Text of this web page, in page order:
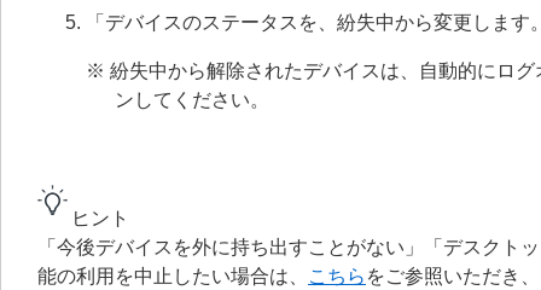
「デバイスのステータスを、紛失中から変更しま
※ 紛失中から解除されたデバイスは、自動的にロ
ンしてください。
ヒント
「今後デバイスを外に持ち出すことがない」「デスク
能の利用を中止したい場合は、
こちら をご参照いただき